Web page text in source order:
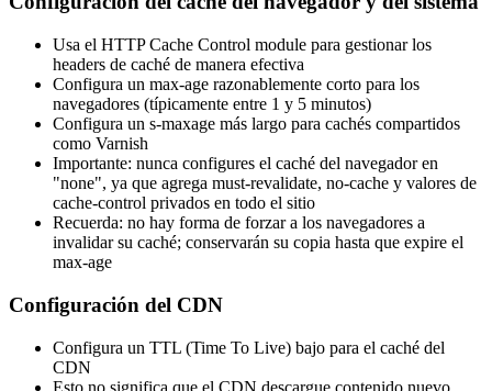
Usa el HTTP Cache Control module para gestionar los
headers de caché de manera efectiva
Configura un max-age razonablemente corto para los
navegadores (típicamente entre 1 y 5 minutos)
Configura un s-maxage más largo para cachés compartidos
como Varnish
Importante: nunca configures el caché del navegador en
"none", ya que agrega must-revalidate, no-cache y valores de
cache-control privados en todo el sitio
Recuerda: no hay forma de forzar a los navegadores a
invalidar su caché; conservarán su copia hasta que expire el
max-age
Configuración del CDN
Configura un TTL (Time To Live) bajo para el caché del
CDN
Esto no significa que el CDN descargue contenido nuevo